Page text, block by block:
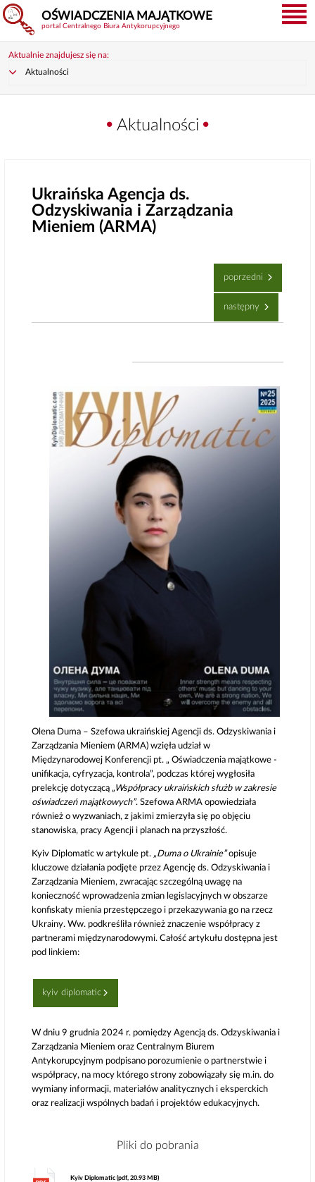
OŚWIADCZENIA MAJĄTKOWE
portal Centralnego Biura Antykorupcyjnego
Aktualnie znajdujesz się na:
Aktualności
Aktualności
Ukraińska Agencja ds.
Odzyskiwania i Zarządzania
Mieniem (ARMA)
poprzedni
następny
Olena Duma – Szefowa ukraińskiej Agencji ds. Odzyskiwania i
Zarządzania Mieniem (ARMA) wzięła udział w
Międzynarodowej Konferencji pt. „ Oświadczenia majątkowe -
unifikacja, cyfryzacja, kontrola”, podczas której wygłosiła
prelekcję dotyczącą „Współpracy ukraińskich służb w zakresie
oświadczeń majątkowych”. Szefowa ARMA opowiedziała
również o wyzwaniach, z jakimi zmierzyła się po objęciu
stanowiska, pracy Agencji i planach na przyszłość.
Kyiv Diplomatic w artykule pt. „Duma o Ukrainie”opisuje
kluczowe działania podjęte przez Agencję ds. Odzyskiwania i
Zarządzania Mieniem, zwracając szczególną uwagę na
konieczność wprowadzenia zmian legislacyjnych w obszarze
konfiskaty mienia przestępczego i przekazywania go na rzecz
Ukrainy. Ww. podkreśliła również znaczenie współpracy z
partnerami międzynarodowymi. Całość artykułu dostępna jest
pod linkiem:
kyiv diplomatic
W dniu 9 grudnia 2024 r. pomiędzy Agencją ds. Odzyskiwania i
Zarządzania Mieniem oraz Centralnym Biurem
Antykorupcyjnym podpisano porozumienie o partnerstwie i
współpracy, na mocy którego strony zobowiązały się m.in. do
wymiany informacji, materiałów analitycznych i eksperckich
oraz realizacji wspólnych badań i projektów edukacyjnych.
Pliki do pobrania
Kyiv Diplomatic (pdf, 20.93 MB)